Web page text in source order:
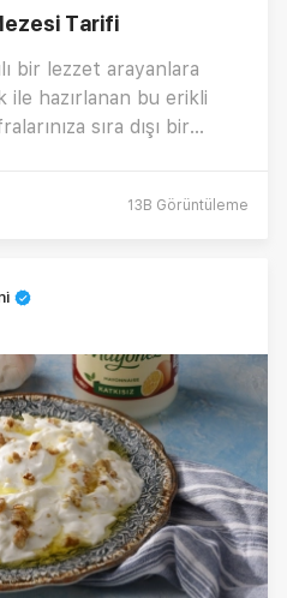
Tarifi
bir lezzet arayanlara
hazırlanan bu erikli
sıra dışı bir
pul biber ve misket
mezesi tarifine
🌿
13B Görüntüleme